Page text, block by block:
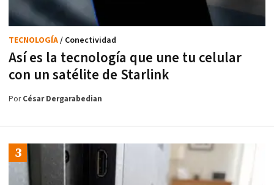
Así es la tecnología que une tu celular
con un satélite de Starlink
TECNOLOGÍA/ Conectividad
PorCésar Dergarabedian